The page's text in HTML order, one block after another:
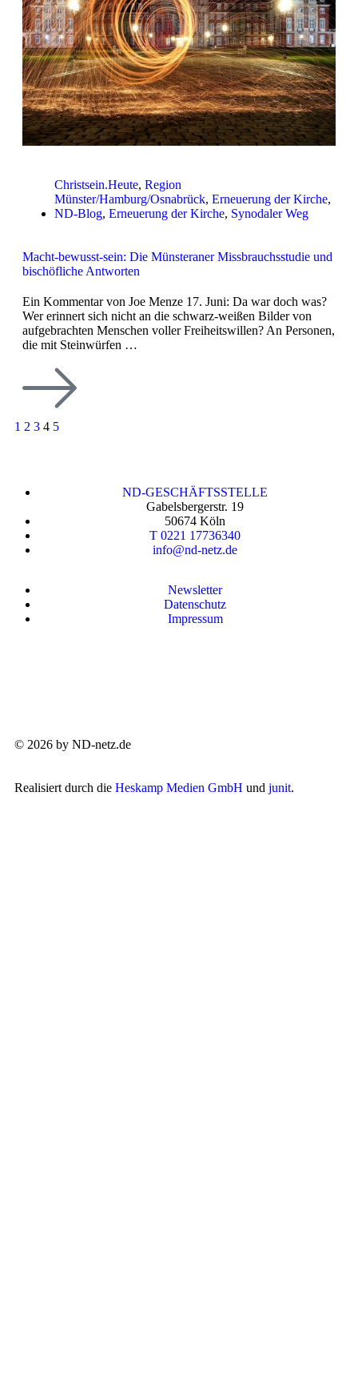
Christsein.Heute, Region
Münster/Hamburg/Osnabrück, Erneuerung der Kirche,
ND-Blog, Erneuerung der Kirche, Synodaler Weg
Macht-bewusst-sein: Die Münsteraner Missbrauchsstudie und
bischöfliche Antworten
Ein Kommentar von Joe Menze 17. Juni: Da war doch was?
Wer erinnert sich nicht an die schwarz-weißen Bilder von
aufgebrachten Menschen voller Freiheitswillen? An Personen,
die mit Steinwürfen …
1 2 3 4 5
ND-GESCHÄFTSSTELLE
Gabelsbergerstr. 19
50674 Köln
T 0221 17736340
info@nd-netz.de
Newsletter
Datenschutz
Impressum
© 2026 by ND-netz.de
Realisiert durch die Heskamp Medien GmbH und junit.